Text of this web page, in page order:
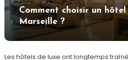
Comment choisir un
Marseille ?
Les hôtels de luxe ont longtemps